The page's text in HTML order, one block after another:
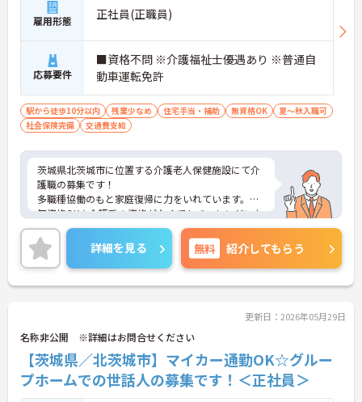
雇用形態 正社員(正職員)
応募要件
■資格不問 ※介護福祉士優遇あり ※普通自
動車運転免許
駅から徒歩10分以内 残業少なめ 住宅手当・補助 無資格OK
夏～秋入職可
社会保険完備
交通費支給
茨城県北茨城市に位置する介護老人保健施設にて介
護職の募集です！
多職種協働のもと家庭復帰に力をいれています。
無資格OK★介護系の資格がなくてもチャレンジいた
だけます。
夜勤手当も1回9,000円と、高水準になります。
住宅手当の支給含め、各種手当も充実しております
ので、長期的な就業をしやすい環境です。
ご興味ある方には、面接対策ポイントなど、さらに
詳細を見る 無料 紹介してもらう
更新日：2026年05月29日
名称非公開 ※詳細はお問合せください
【茨城県／北茨城市】マイカー通勤OK☆グルー
プホームでの世話人の募集です！＜正社員＞